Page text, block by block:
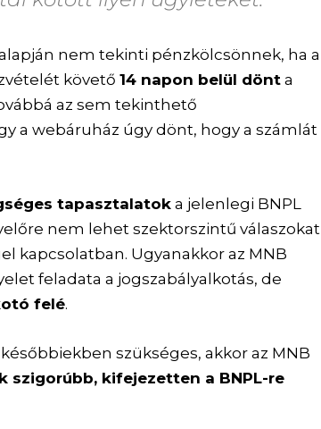
nem tekinti pénzkölcsönnek, ha a
követő14 napon belül dönt a
az sem tekinthető
a webáruház úgy dönt, hogy a számlát
tapasztalatok a jelenlegi BNPL
nem lehet szektorszintű válaszokat
kapcsolatban. Ugyanakkor az MNB
feladata a jogszabályalkotás, de
felé.
szükséges, akkor az MNB
szigorúbb, kifejezetten a BNPL-re